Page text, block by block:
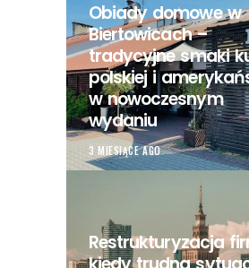
Obiady domowe w
Biertowicach –
tradycyjne smaki
polskiej i
w nowoczesnym
wydaniu
3 MIESIĄCE AGO
Restrukturyzacja